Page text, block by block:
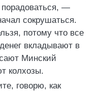
—
сокрушаться.
потому что все
вкладывают в
Минский
колхозы.
говорю, как